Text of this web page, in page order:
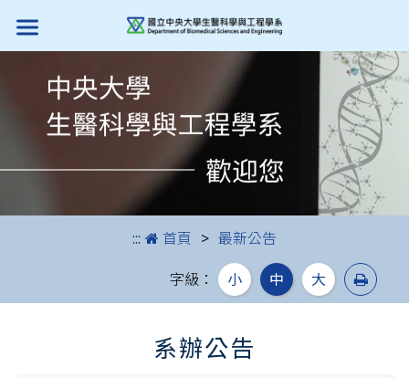
::: 首頁 最新公告
字級： 小 中 大 列印
系辦公告